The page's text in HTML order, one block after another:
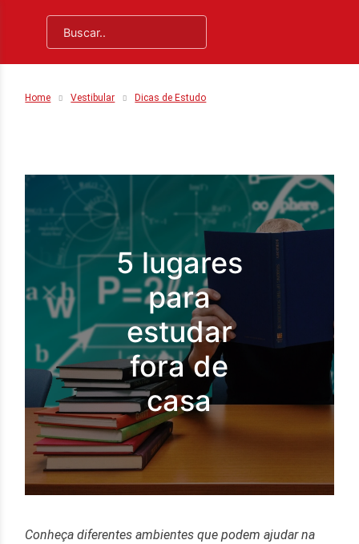
Home Vestibular Dicas de Estudo
5 lugares
para
estudar
fora de
casa
Conheça diferentes ambientes que podem ajudar na